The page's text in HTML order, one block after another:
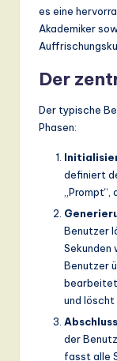
es eine
Akademiker
Der
Der typische
Phasen:
definiert
Benutzer
Sekunden
Benutzer
bearbeitet
und löscht
der
fasst alle